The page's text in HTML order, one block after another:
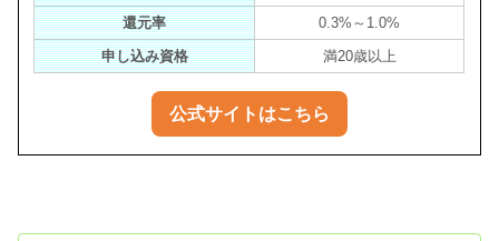
還元率
0.3%～1.0%
申し込み資格
満20歳以上
公式サイトはこちら